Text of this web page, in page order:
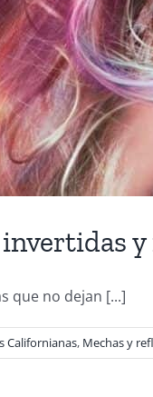
que no dejan [...]
Californianas, Mechas y